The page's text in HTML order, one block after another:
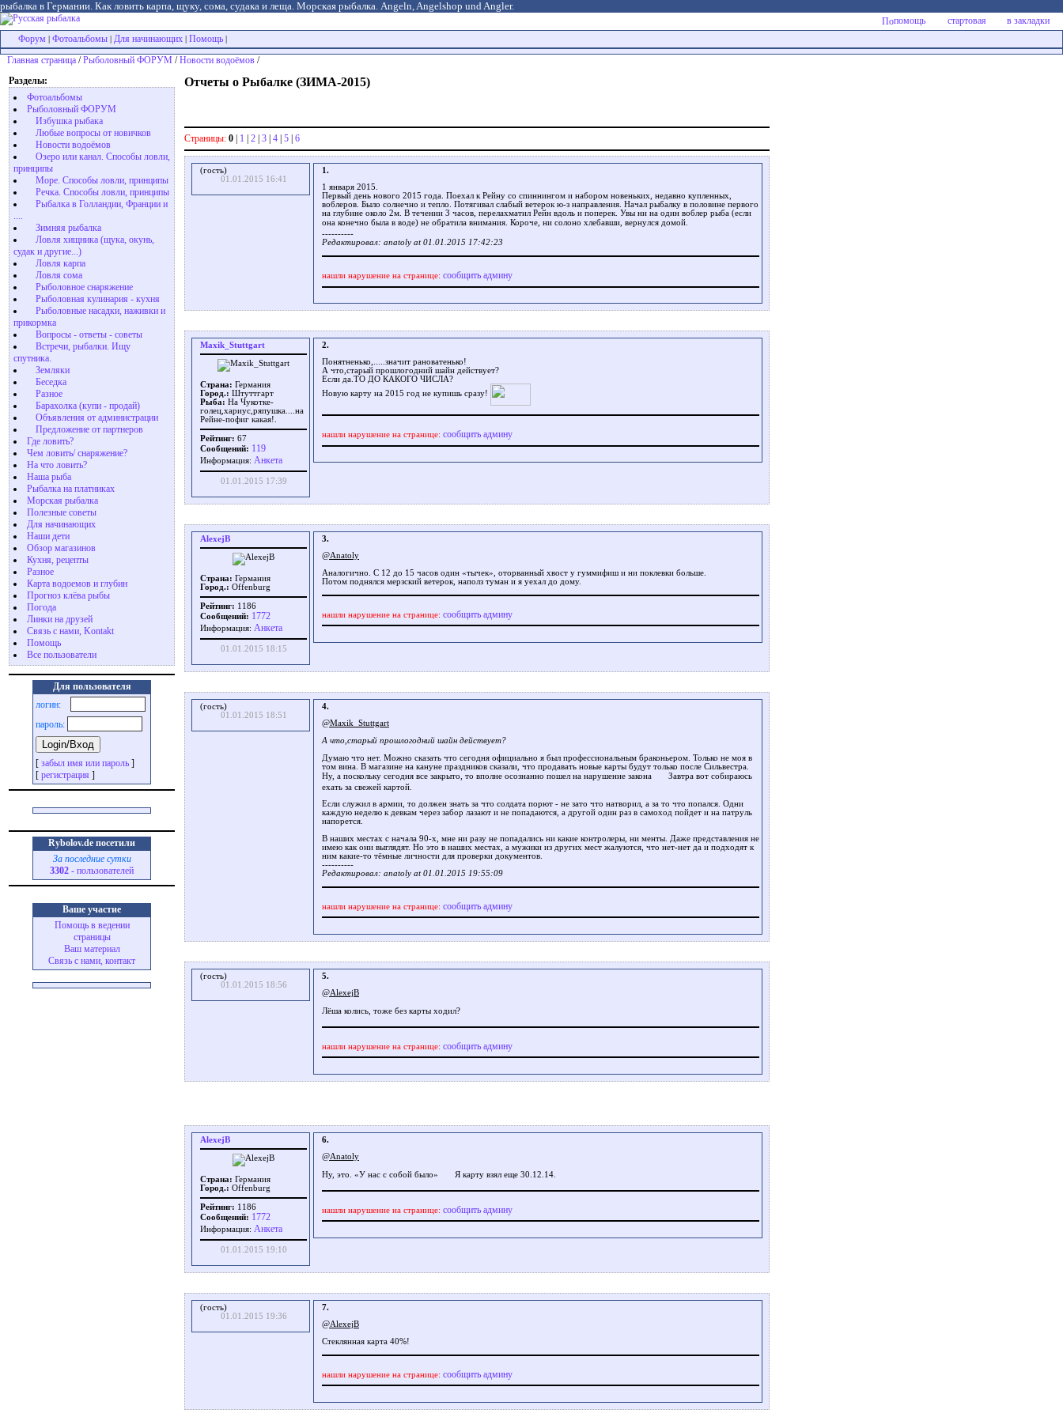
рыбалка в Германии. Как ловить карпа, щуку, сома, судака и леща. Морская рыбалка. Angeln, Angelshop und Angler.
помощь стартовая
в закладки
Форум
Фотоальбомы Для начинающих Помощь
Главная страница /Рыболовный ФОРУМ /Новости водоёмов /
Разделы:
Фотоальбомы
Рыболовный ФОРУМ
Избушка рыбака
Любые вопросы от новичков
Новости водоёмов
Озеро или канал. Способы ловли,
принципы
Море. Способы ловли, принципы
Речка. Способы ловли, принципы
Рыбалка в Голландии, Франции и
....
Зимняя рыбалка
Ловля хищника (щука, окунь,
судак и другие...)
Ловля карпа
Ловля сома
Рыболовное снаряжение
Рыболовная кулинария - кухня
Рыболовные насадки, наживки и
прикормка
Вопросы - ответы - советы
Встречи, рыбалки. Ищу
спутника.
Земляки
Беседка
Разное
Барахолка (купи - продай)
Объявления от администрации
Предложение от партнеров
Где ловить?
Чем ловить/ снаряжение?
На что ловить?
Наша рыба
Рыбалка на платниках
Морская рыбалка
Полезные советы
Для начинающих
Наши дети
Обзор магазинов
Кухня, рецепты
Разное
Карта водоемов и глубин
Прогноз клёва рыбы
Погода
Линки на друзей
Связь с нами, Kontakt
Помощь
Все пользователи
Для пользователя
логин:
пароль:
[ забыл имя или пароль ]
[ регистрация ]
Rybolov.de посетили
За последние сутки
3302 - пользователей
Ваше участие
Помощь в ведении
страницы
Ваш материал
Связь с нами, контакт
Отчеты о Рыбалке (ЗИМА-2015)
Страницы: 0 | 1 | 2 | 3 | 4 | 5 | 6
(гость)
01.01.2015 16:41
1.
1 января 2015.
Первый день нового 2015 года. Поехал к Рейну со спиннингом и набором новеньких, недавно купленных,
воблеров. Было солнечно и тепло. Потягивал слабый ветерок ю-з направления. Начал рыбалку в половине первого
на глубине около 2м. В течении 3 часов, перелахматил Рейн вдоль и поперек. Увы ни на один воблер рыба (если
она конечно была в воде) не обратила внимания. Короче, ни солоно хлебавши, вернулся домой.
----------
Редактировал: anatoly at 01.01.2015 17:42:23
нашли нарушение на странице: сообщить админу
Maxik_Stuttgart
Страна: Германия
Город.: Штуттгарт
Рыба: На Чукотке-
голец,хариус,ряпушка....на
Рейне-пофиг какая!.
Рейтинг: 67
Сообщений: 119
Информация: Aнкета
01.01.2015 17:39
2.
Понятненько,.....значит рановатенько!
А что,старый прошлогодний шайн действует?
Если да.ТО ДО КАКОГО ЧИСЛА?
Новую карту на 2015 год не купишь сразу!
нашли нарушение на странице: сообщить админу
AlexejB
Страна: Германия
Город.: Offenburg
Рейтинг: 1186
Сообщений: 1772
Информация: Aнкета
01.01.2015 18:15
3.
@Anatoly
Аналогично. С 12 до 15 часов один «тычек», оторванный хвост у гуммифиш и ни поклевки больше.
Потом поднялся мерзский ветерок, наполз туман и я уехал до дому.
нашли нарушение на странице: сообщить админу
(гость)
01.01.2015 18:51
4.
@Maxik_Stuttgart
А что,старый прошлогодний шайн действует?
Думаю что нет. Можно сказать что сегодня официально я был профессиональным браконьером. Только не моя в
том вина. В магазине на кануне праздников сказали, что продавать новые карты будут только после Сильвестра.
Ну, а поскольку сегодня все закрыто, то вполне осознанно пошел на нарушение закона
Завтра вот собираюсь
ехать за свежей картой.
Если служил в армии, то должен знать за что солдата порют - не зато что натворил, а за то что попался. Одни
каждую неделю к девкам через забор лазают и не попадаются, а другой один раз в самоход пойдет и на патруль
напорется.
В наших местах с начала 90-х, мне ни разу не попадались ни какие контролеры, ни менты. Даже представления не
имею как они выглядят. Но это в наших местах, а мужики из других мест жалуются, что нет-нет да и подходят к
ним какие-то тёмные личности для проверки документов.
----------
Редактировал: anatoly at 01.01.2015 19:55:09
нашли нарушение на странице: сообщить админу
(гость)
01.01.2015 18:56
5.
@AlexejB
Лёша колись, тоже без карты ходил?
нашли нарушение на странице: сообщить админу
AlexejB
Страна: Германия
Город.: Offenburg
Рейтинг: 1186
Сообщений: 1772
Информация: Aнкета
01.01.2015 19:10
6.
@Anatoly
Ну, это. «У нас с собой было» Я карту взял еще 30.12.14.
нашли нарушение на странице: сообщить админу
(гость)
01.01.2015 19:36
7.
@AlexejB
Стеклянная карта 40%!
нашли нарушение на странице: сообщить админу